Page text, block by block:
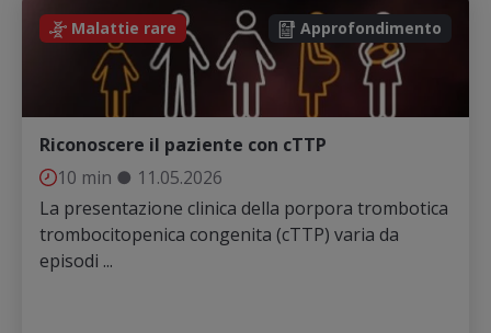
Malattie rare Approfondimento
Riconoscere il paziente con cTTP
10 min ● 11.05.2026
La presentazione clinica della porpora trombotica
trombocitopenica congenita (cTTP) varia da
episodi ...